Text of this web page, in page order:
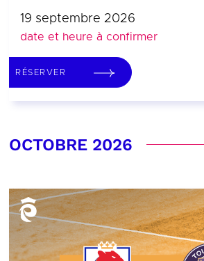
19 septembre 2026
date et heure à confirmer
RÉSERVER
OCTOBRE 2026